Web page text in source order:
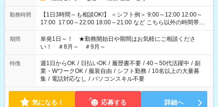
勤務時間
【1日3時間～も相談OK!】 ＜シフト例＞ 9:00～12:00 12:00～
17:00 17:00～22:00 18:00～21:00 など こちら以外の時間帯も
お気軽にご相談ください！
期間
単発1日～！ ★勤務開始日や期間はお気軽にご相談くださ
い！ ＃8月～ ＃9月～
特徴 週1日からOK / 日払いOK / 履歴書不要 / 40～50代活躍中 / 副
業・WワークOK / 服装自由 / シフト勤務 / 10名以上の大量募
集 / 電話対応なし / パソコンスキル不要
気になる！ 応募する 詳細へ